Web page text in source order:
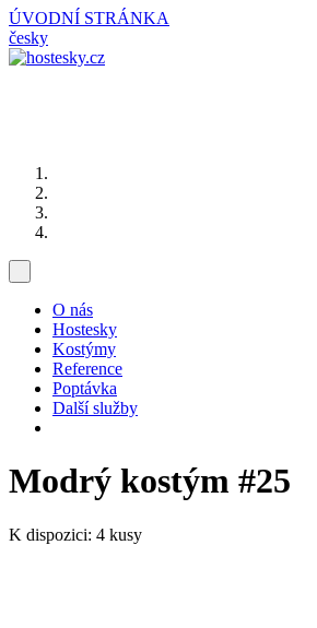
ÚVODNÍ STRÁNKA
česky
O nás
Hostesky
Kostýmy
Reference
Poptávka
Další služby
Modrý kostým #25
K dispozici: 4 kusy